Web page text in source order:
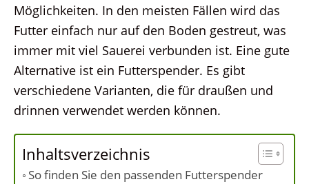
Möglichkeiten. In den meisten Fällen wird das
Futter einfach nur auf den Boden gestreut, was
immer mit viel Sauerei verbunden ist. Eine gute
Alternative ist ein Futterspender. Es gibt
verschiedene Varianten, die für draußen und
drinnen verwendet werden können.
Inhaltsverzeichnis
So finden Sie den passenden Futterspender